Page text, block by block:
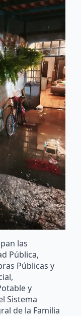
Pública,
Públicas y
y
Sistema
de la Familia